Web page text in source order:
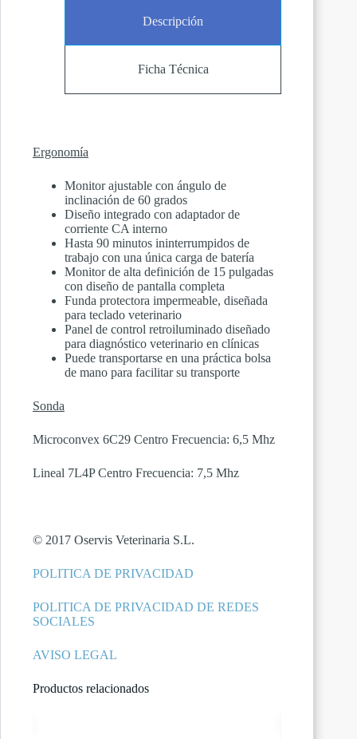
Descripción
Ficha Técnica
Ergonomía
Monitor ajustable con ángulo de
inclinación de 60 grados
Diseño integrado con adaptador de
corriente CA interno
Hasta 90 minutos ininterrumpidos de
trabajo con una única carga de batería
Monitor de alta definición de 15 pulgadas
con diseño de pantalla completa
Funda protectora impermeable, diseñada
para teclado veterinario
Panel de control retroiluminado diseñado
para diagnóstico veterinario en clínicas
Puede transportarse en una práctica bolsa
de mano para facilitar su transporte
Sonda
Microconvex 6C29 Centro Frecuencia: 6,5 Mhz
Lineal 7L4P Centro Frecuencia: 7,5 Mhz
© 2017 Oservis Veterinaria S.L.
POLITICA DE PRIVACIDAD
POLITICA DE PRIVACIDAD DE REDES
SOCIALES
AVISO LEGAL
Productos relacionados